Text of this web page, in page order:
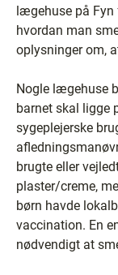
lægehuse på Fyn
hvordan man
oplysninger om,
Nogle lægehuse
barnet skal ligge
sygeplejerske
brugte eller
plaster/creme,
børn havde
vaccination. En
nødvendigt at